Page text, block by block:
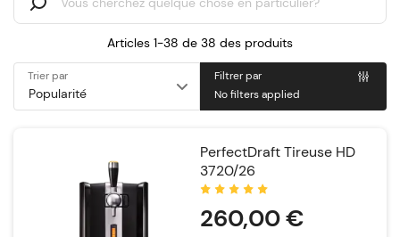
Articles 1-38 de 38 des produits
Trier par
Filtrer par
No filters applied
PerfectDraft Tireuse HD
3720/26
Notation:
260,00 €